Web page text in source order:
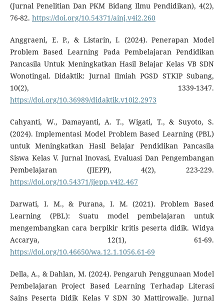
(Jurnal Penelitian Dan PKM Bidang Ilmu Pendidikan), 4(2),
76-82. https://doi.org/10.54371/ainj.v4i2.260
Anggraeni, E. P., & Listarin, I. (2024). Penerapan Model
Problem Based Learning Pada Pembelajaran Pendidikan
Pancasila Untuk Meningkatkan Hasil Belajar Kelas VB SDN
Wonotingal. Didaktik: Jurnal Ilmiah PGSD STKIP Subang,
10(2), 1339-1347.
https://doi.org/10.36989/didaktik.v10i2.2973
Cahyanti, W., Damayanti, A. T., Wigati, T., & Suyoto, S.
(2024). Implementasi Model Problem Based Learning (PBL)
untuk Meningkatkan Hasil Belajar Pendidikan Pancasila
Siswa Kelas V. Jurnal Inovasi, Evaluasi Dan Pengembangan
Pembelajaran (JIEPP), 4(2), 223-229.
https://doi.org/10.54371/jiepp.v4i2.467
Darwati, I. M., & Purana, I. M. (2021). Problem Based
Learning (PBL): Suatu model pembelajaran untuk
mengembangkan cara berpikir kritis peserta didik. Widya
Accarya, 12(1), 61-69.
https://doi.org/10.46650/wa.12.1.1056.61-69
Della, A., & Dahlan, M. (2024). Pengaruh Penggunaan Model
Pembelajaran Project Based Learning Terhadap Literasi
Sains Peserta Didik Kelas V SDN 30 Mattirowalie. Jurnal